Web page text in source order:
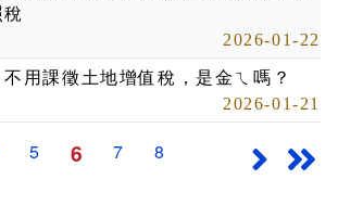
2026-01-22
用課徵土地增值稅，是金ㄟ嗎？
2026-01-21
5 6 7 8 下一頁